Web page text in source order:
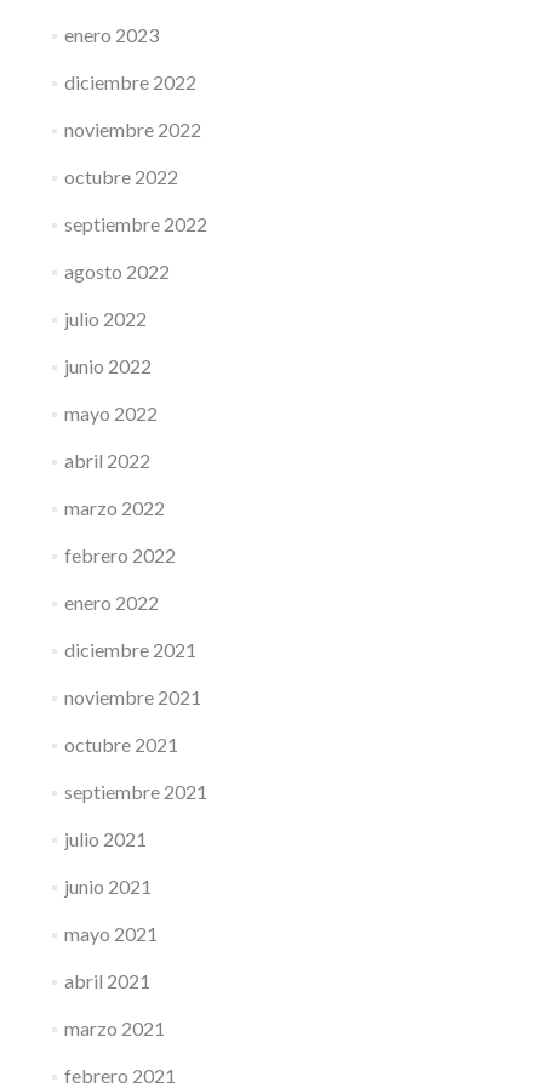
enero 2023
diciembre 2022
noviembre 2022
octubre 2022
septiembre 2022
agosto 2022
julio 2022
junio 2022
mayo 2022
abril 2022
marzo 2022
febrero 2022
enero 2022
diciembre 2021
noviembre 2021
octubre 2021
septiembre 2021
julio 2021
junio 2021
mayo 2021
abril 2021
marzo 2021
febrero 2021